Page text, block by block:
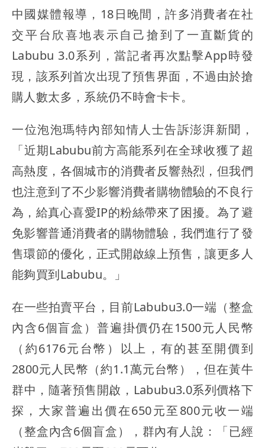
中國媒體報導，18日晚間，許多消費者在社
交平台欣喜地表示自己搶到了一直斷貨的
Labubu 3.0系列，當記者再次點擊App時發
現，該系列首次出現了預售界面，不過由於搶
購人數太多，系統仍不時會卡卡。
一位泡泡瑪特內部知情人士告訴澎湃新聞，
「近期Labubu前方高能系列在全球收獲了超
高熱度，各個城市的消費者反響熱烈，但我們
也注意到了不少影響消費者購物體驗的不良行
為，給真心喜愛IP的粉絲帶來了困擾。為了避
免影響普通消費者的購物體驗，我們進行了發
售環節的優化，正式開啟線上預售，讓更多人
能夠買到Labubu。」
在一些拍賣平台，目前Labubu3.0一端（整盒
內含6個盲盒）普遍掛價仍在1500元人民幣
（約6176元台幣）以上，有的甚至開價到
2800元人民幣（約1.1萬元台幣），但在黃牛
群中，隨著預售開啟，Labubu3.0系列價格下
探，大家普遍出價在650元至800元收一端
（整盒內含6個盲盒），群內有人說：「已經